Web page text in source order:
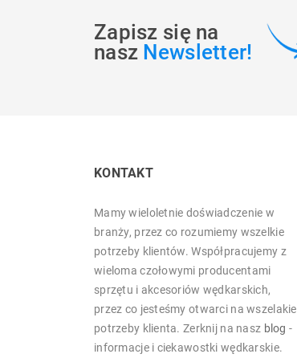
Zapisz się na
nasz Newsletter!
KONTAKT
Mamy wieloletnie doświadczenie w
branży, przez co rozumiemy wszelkie
potrzeby klientów. Współpracujemy z
wieloma czołowymi producentami
sprzętu i akcesoriów wędkarskich,
przez co jesteśmy otwarci na wszelakie
potrzeby klienta. Zerknij na nasz blog -
informacje i ciekawostki wędkarskie.